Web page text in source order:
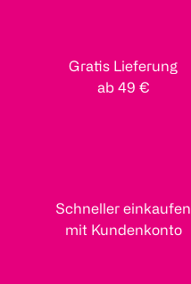
Gratis Lieferung
ab 49 €
Schneller einkaufen
mit Kundenkonto